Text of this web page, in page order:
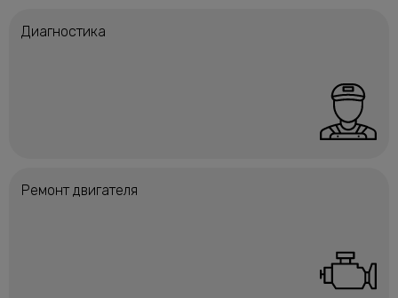
Диагностика
Ремонт двигателя